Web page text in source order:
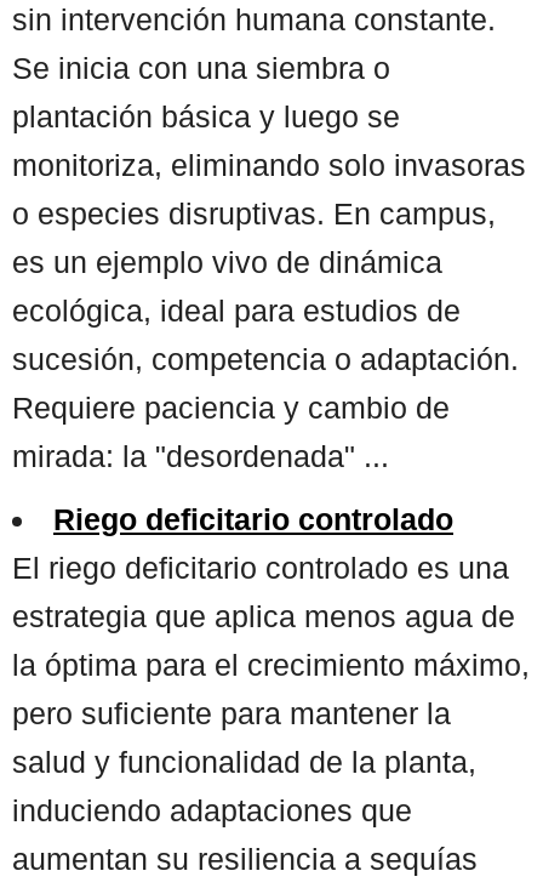
sin intervención humana constante.
Se inicia con una siembra o
plantación básica y luego se
monitoriza, eliminando solo invasoras
o especies disruptivas. En campus,
es un ejemplo vivo de dinámica
ecológica, ideal para estudios de
sucesión, competencia o adaptación.
Requiere paciencia y cambio de
mirada: la "desordenada" ...
Riego deficitario controlado
El riego deficitario controlado es una
estrategia que aplica menos agua de
la óptima para el crecimiento máximo,
pero suficiente para mantener la
salud y funcionalidad de la planta,
induciendo adaptaciones que
aumentan su resiliencia a sequías